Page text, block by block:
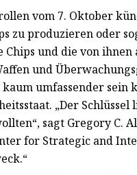
vom 7. Oktober
zu produzieren oder
und die von
und
umfassender sein
„Der
sagt Gregory C.
for Strategic and